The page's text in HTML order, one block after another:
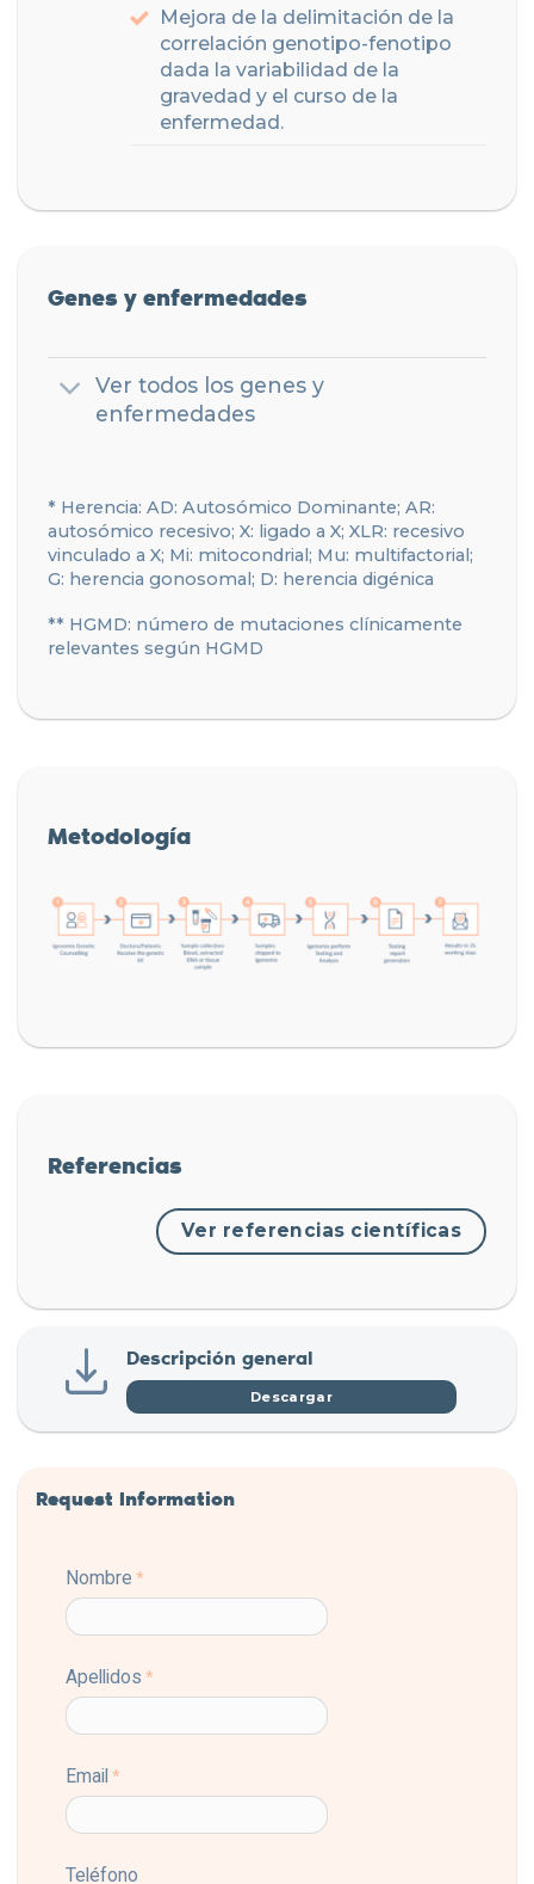
Mejora de la delimitación de la
correlación genotipo-fenotipo
dada la variabilidad de la
gravedad y el curso de la
enfermedad.
Genes y enfermedades
Ver todos los genes y
enfermedades
* Herencia: AD: Autosómico Dominante; AR:
autosómico recesivo; X: ligado a X; XLR: recesivo
vinculado a X; Mi: mitocondrial; Mu: multifactorial;
G: herencia gonosomal; D: herencia digénica
** HGMD: número de mutaciones clínicamente
relevantes según HGMD
Metodología
Referencias
Ver referencias científicas
Descripción general
Descargar
Request Information